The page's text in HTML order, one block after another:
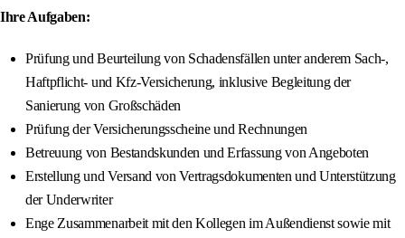
Ihre Aufgaben:
Prüfung und Beurteilung von Schadensfällen unter anderem Sach-,
Haftpflicht- und Kfz-Versicherung, inklusive Begleitung der
Sanierung von Großschäden
Prüfung der Versicherungsscheine und Rechnungen
Betreuung von Bestandskunden und Erfassung von Angeboten
Erstellung und Versand von Vertragsdokumenten und Unterstützung
der Underwriter
Enge Zusammenarbeit mit den Kollegen im Außendienst sowie mit